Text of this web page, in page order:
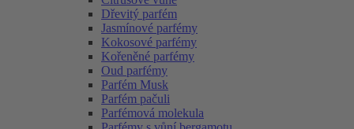
Dřevitý parfém
Jasmínové parfémy
Kokosové parfémy
Kořeněné parfémy
Oud parfémy
Parfém Musk
Parfém pačuli
Parfémová molekula